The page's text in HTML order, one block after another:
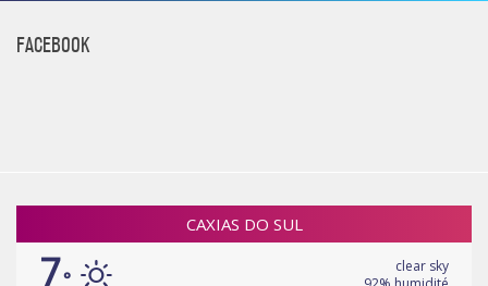
FACEBOOK
CAXIAS DO SUL
7°
clear sky